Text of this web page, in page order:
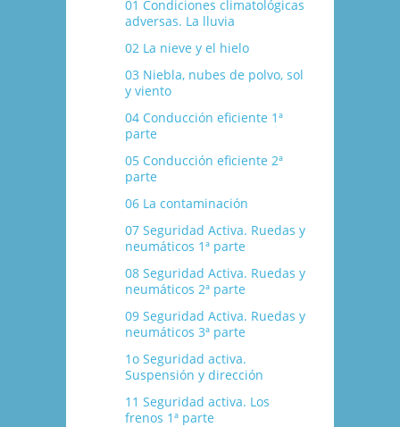
01 Condiciones climatológicas
adversas. La lluvia
02 La nieve y el hielo
03 Niebla, nubes de polvo, sol
y viento
04 Conducción eficiente 1ª
parte
05 Conducción eficiente 2ª
parte
06 La contaminación
07 Seguridad Activa. Ruedas y
neumáticos 1ª parte
08 Seguridad Activa. Ruedas y
neumáticos 2ª parte
09 Seguridad Activa. Ruedas y
neumáticos 3ª parte
1o Seguridad activa.
Suspensión y dirección
11 Seguridad activa. Los
frenos 1ª parte